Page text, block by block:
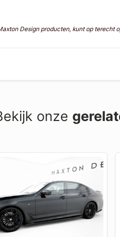
Design producten, kunt op terecht
onze